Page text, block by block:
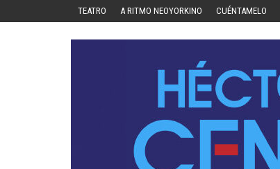
TEATRO A RITMO NEOYORKINO CUÉNTAMELO